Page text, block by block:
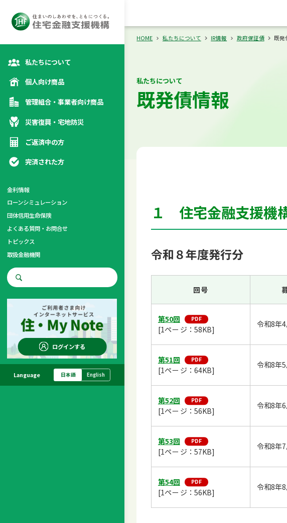
私たちについて
カテゴリトップ
調査・研究
個人向け商品
カテゴリトップ
管理組合・事業者向け商品
商品 カテゴリトップ
災害復興・宅地防災
カテゴリトップ
ご返済中の方
完済された方
金利情報
ローンシミュレーション
団体信用生命保険
よくある質問・お問合せ
トピックス
取扱金融機関
ログインする
Language English
日本語
HOME 私たちについて IR情報 政府保証債 既発
私たちについて
既発債情報
１ 住宅金融支援機
令和８年度発行分
回号
第50回
[1ペー ジ：58KB]
令和8年
第51回
[1ペー ジ：64KB]
令和8年
第52回
[1ペー ジ：56KB]
令和8年
第53回
[1ペー ジ：57KB]
令和8年
第54回
[1ペー ジ：56KB]
令和8年